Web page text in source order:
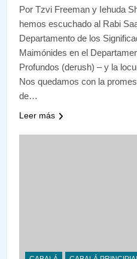
Por Tzvi Freeman y Iehuda
hemos escuchado al Rabi
Departamento de los
Maimónides en el
Profundos (derush) – y la
Nos quedamos con la
de…
Leer más